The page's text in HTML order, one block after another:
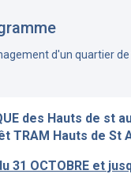
d'un quartier
des Hauts de st
TRAM Hauts de St
31 OCTOBRE et